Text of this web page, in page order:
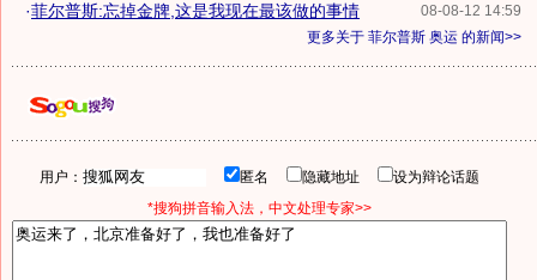
08-08-12 14:59
·菲尔普斯:忘掉金牌,这是我现在最该做的事情
更多关于 菲尔普斯 奥运 的新闻>>
用户： 匿名 隐藏地址
设为辩论话题
*搜狗拼音输入法，中文处理专家>>